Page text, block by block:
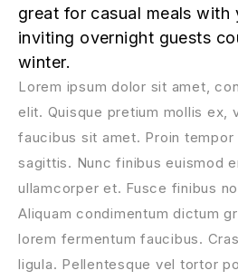
great for casual meals with
inviting overnight guests
winter.
Lorem ipsum dolor sit amet,
elit. Quisque pretium mollis ex,
faucibus sit amet. Proin
sagittis. Nunc finibus euismod
ullamcorper et. Fusce finibus
Aliquam condimentum dictum
lorem fermentum faucibus.
ligula. Pellentesque vel tortor